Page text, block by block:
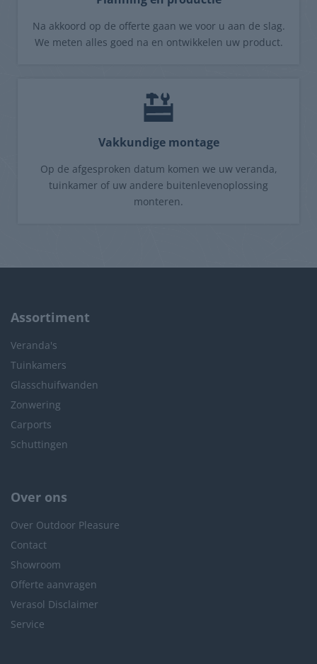
Na akkoord op de offerte gaan we voor u aan de slag.
We meten alles goed na en ontwikkelen uw product.
Vakkundige montage
Op de afgesproken datum komen we uw veranda,
tuinkamer of uw andere buitenlevenoplossing
monteren.
Assortiment
Veranda's
Tuinkamers
Glasschuifwanden
Zonwering
Carports
Schuttingen
Over ons
Over Outdoor Pleasure
Contact
Showroom
Offerte aanvragen
Verasol Disclaimer
Service